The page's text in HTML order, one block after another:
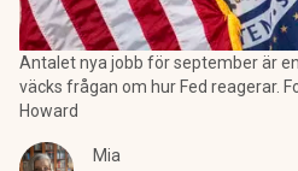
Antalet nya jobb för september är
väcks frågan om hur Fed reagerar.
Howard
Mia